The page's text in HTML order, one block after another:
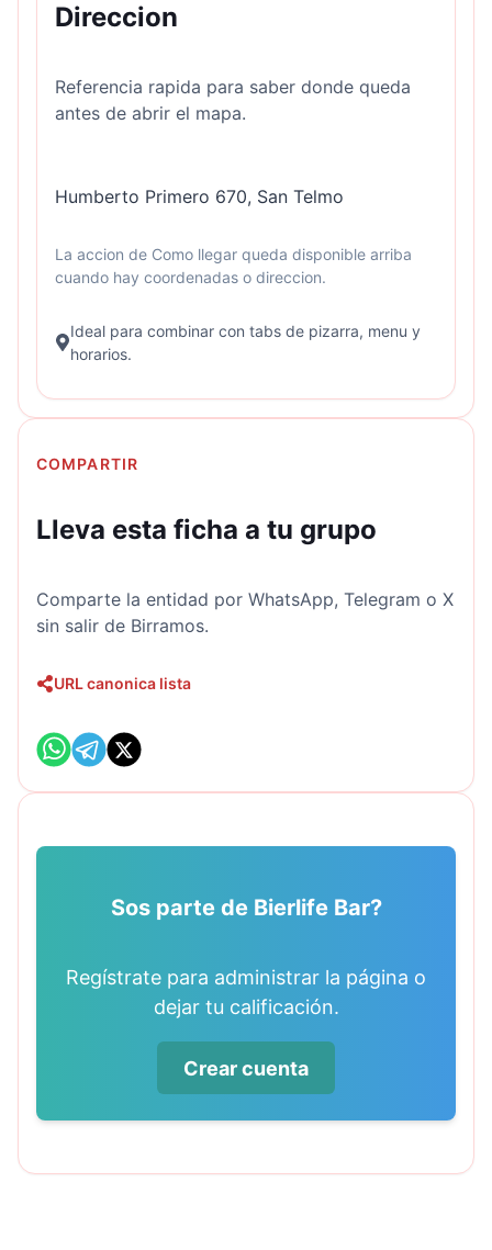
Direccion
Referencia rapida para saber donde queda
antes de abrir el mapa.
Humberto Primero 670, San Telmo
La accion de Como llegar queda disponible arriba
cuando hay coordenadas o direccion.
Ideal para combinar con tabs de pizarra, menu y
horarios.
COMPARTIR
Lleva esta ficha a tu grupo
Comparte la entidad por WhatsApp, Telegram o X
sin salir de Birramos.
URL canonica lista
Sos parte de Bierlife Bar?
Regístrate para administrar la página o
dejar tu calificación.
Crear cuenta